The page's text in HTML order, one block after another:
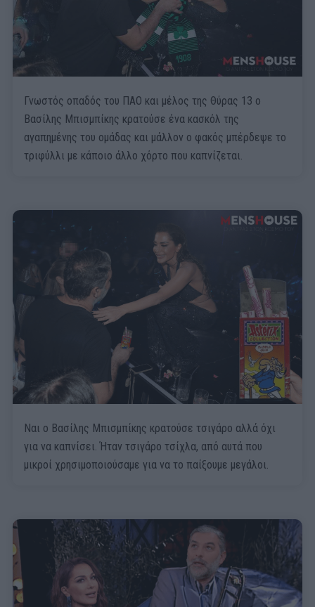
Γνωστός οπαδός του ΠΑΟ και μέλος της Θύρας 13 ο
Βασίλης Μπισμπίκης κρατούσε ένα κασκόλ της
αγαπημένης του ομάδας και μάλλον ο φακός μπέρδεψε το
τριφύλλι με κάποιο άλλο χόρτο που καπνίζεται.
Ναι ο Βασίλης Μπισμπίκης κρατούσε τσιγάρο αλλά όχι
για να καπνίσει. Ήταν τσιγάρο τσίχλα, από αυτά που
μικροί χρησιμοποιούσαμε για να το παίξουμε μεγάλοι.